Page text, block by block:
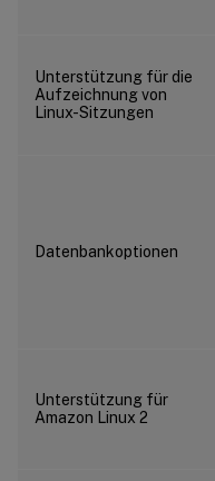
Unterstützung für die
Aufzeichnung von
Linux-Sitzungen
Datenbankoptionen
Unterstützung für
Amazon Linux 2